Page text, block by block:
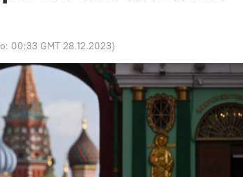
00:33 GMT 28.12.2023)